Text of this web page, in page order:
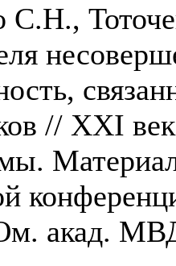
С.Н.,
// XXI
акад.